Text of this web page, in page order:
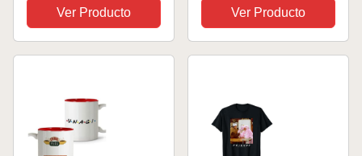
perichas damas
zapatos esponjo 41-42
EU
Ver Producto Ver Producto